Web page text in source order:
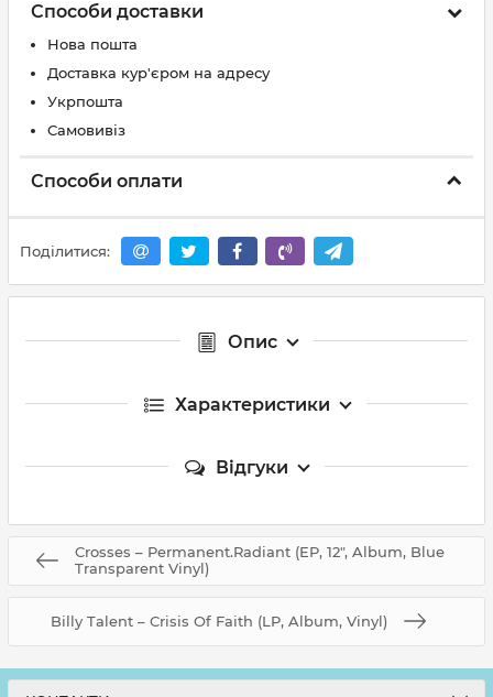
Способи доставки
Нова пошта
Доставка кур'єром на адресу
Укрпошта
Самовивіз
Способи оплати
Поділитися:
Опис
Характеристики
Відгуки
Crosses – Permanent.Radiant (EP, 12", Album, Blue
Transparent Vinyl)
Billy Talent – Crisis Of Faith (LP, Album, Vinyl)